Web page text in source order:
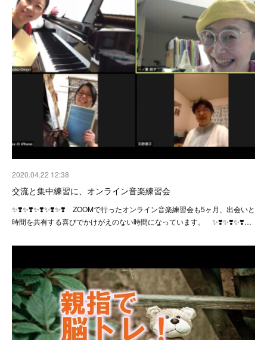
2020.04.22 12:38
交流と集中練習に、オンライン音楽練習会
✨❣️✨❣️✨❣️✨❣️✨❣️ ZOOMで行ったオンライン音楽練習会も5ヶ月、出会いと
時間を共有する喜びでかけがえのない時間になっています。 ✨❣️✨❣️✨❣️…